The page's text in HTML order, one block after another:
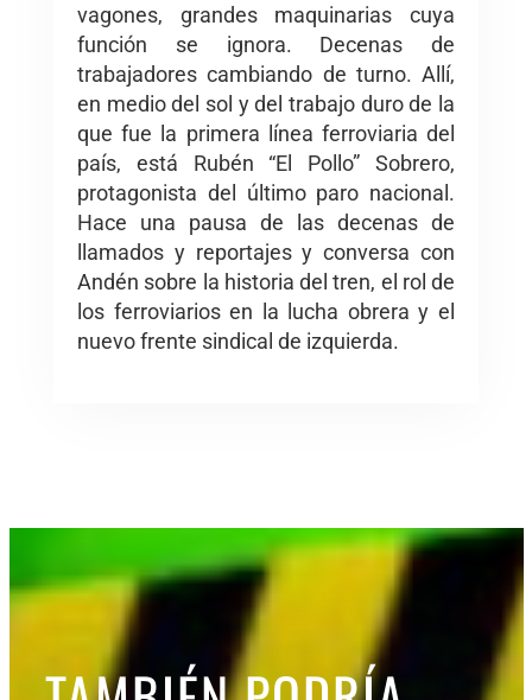
vagones, grandes maquinarias cuya
función se ignora. Decenas de
trabajadores cambiando de turno. Allí,
en medio del sol y del trabajo duro de la
que fue la primera línea ferroviaria del
país, está Rubén “El Pollo” Sobrero,
protagonista del último paro nacional.
Hace una pausa de las decenas de
llamados y reportajes y conversa con
Andén sobre la historia del tren, el rol de
los ferroviarios en la lucha obrera y el
nuevo frente sindical de izquierda.